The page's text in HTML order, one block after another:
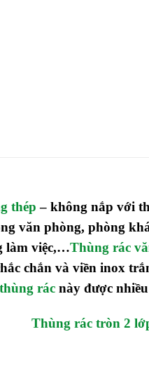
thép – không nắp với
văn phòng, phòng
làm việc,…Thùng rác
chắn và viền inox
thùng rác này được